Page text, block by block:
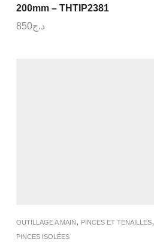
200mm – THTIP2381
د.ج850
OUTILLAGE A MAIN, PINCES ET TENAILLES,
PINCES ISOLÉES